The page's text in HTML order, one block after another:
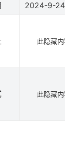
2024-9-24
此隐藏
此隐藏